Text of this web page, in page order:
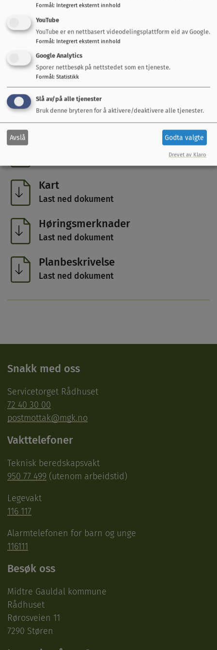
Dokumenter
Høringsbrev
Saksframlegg
Last ned dokument
Kart
Last ned dokument
Høringsmerknader
Last ned dokument
Planbeskrivelse
Last ned dokument
Snakk med oss
Servicetorget Rådhuset
72 40 30 00
postmottak@mgk.no
Vakttelefoner
Teknisk beredskapsvakt
950 77 499 (utenom arbeidstid)
Legevakt
116 117
Alarmtelefonen for barn og unge
116111
Besøk oss
Midtre Gauldal kommune
Rådhuset
Rørosveien 11
7290 Støren
Formål: Integrert eksternt innhold
YouTube
YouTube er en nettbasert videodelingsplattform eid av Google.
Formål: Integrert eksternt innhold
Google Analytics
Sporer nettbesøk på nettstedet som en tjeneste.
Formål: Statistikk
Slå av/på alle tjenester
Bruk denne bryteren for å aktivere/deaktivere alle tjenester.
Avslå Godta valgte
Drevet av Klaro